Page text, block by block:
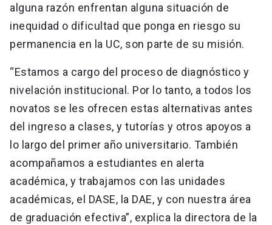
alguna razón enfrentan alguna situación de
inequidad o dificultad que ponga en riesgo su
permanencia en la UC, son parte de su misión.
“Estamos a cargo del proceso de diagnóstico y
nivelación institucional. Por lo tanto, a todos los
novatos se les ofrecen estas alternativas antes
del ingreso a clases, y tutorías y otros apoyos a
lo largo del primer año universitario. También
acompañamos a estudiantes en alerta
académica, y trabajamos con las unidades
académicas, el DASE, la DAE, y con nuestra área
de graduación efectiva”, explica la directora de la